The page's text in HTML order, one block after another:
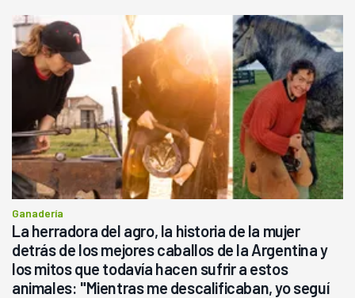
Ganadería
La herradora del agro, la historia de la mujer
detrás de los mejores caballos de la Argentina y
los mitos que todavía hacen sufrir a estos
animales: "Mientras me descalificaban, yo seguí